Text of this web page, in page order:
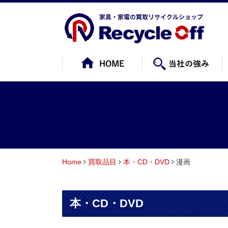
Home 買取品目 本・CD・DVD 漫画
本・CD・DVD